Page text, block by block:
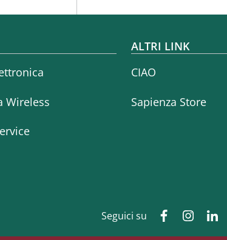
Wireless
ALTRI LINK
CIAO
Sapienza Store
Seguici su Facebook